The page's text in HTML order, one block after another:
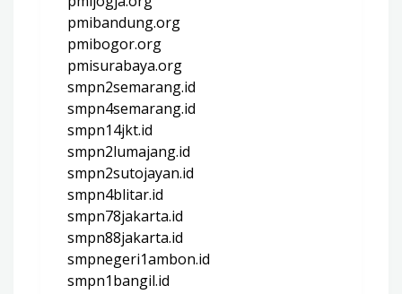
pmibandung.org
pmibogor.org
pmisurabaya.org
smpn2semarang.id
smpn4semarang.id
smpn14jkt.id
smpn2lumajang.id
smpn2sutojayan.id
smpn4blitar.id
smpn78jakarta.id
smpn88jakarta.id
smpnegeri1ambon.id
smpn1bangil.id